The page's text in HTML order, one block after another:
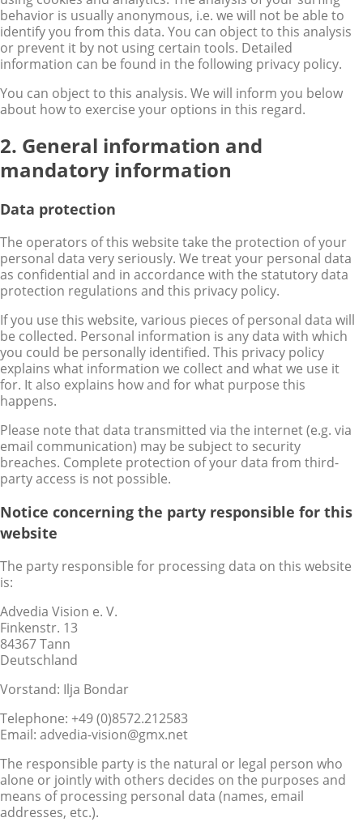
behavior is usually anonymous, i.e. we will not be able to
identify you from this data. You can object to this analysis
or prevent it by not using certain tools. Detailed
information can be found in the following privacy policy.
You can object to this analysis. We will inform you below
about how to exercise your options in this regard.
2. General information and
mandatory information
Data protection
The operators of this website take the protection of your
personal data very seriously. We treat your personal data
as confidential and in accordance with the statutory data
protection regulations and this privacy policy.
If you use this website, various pieces of personal data will
be collected. Personal information is any data with which
you could be personally identified. This privacy policy
explains what information we collect and what we use it
for. It also explains how and for what purpose this
happens.
Please note that data transmitted via the internet (e.g. via
email communication) may be subject to security
breaches. Complete protection of your data from third-
party access is not possible.
Notice concerning the party responsible for this
website
The party responsible for processing data on this website
is:
Advedia Vision e. V.
Finkenstr. 13
84367 Tann
Deutschland
Vorstand: Ilja Bondar
Telephone: +49 (0)8572.212583
Email: advedia-vision@gmx.net
The responsible party is the natural or legal person who
alone or jointly with others decides on the purposes and
means of processing personal data (names, email
addresses, etc.).